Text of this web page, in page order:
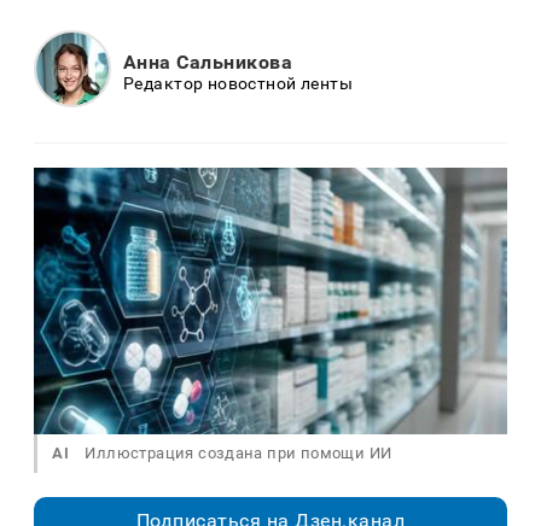
Анна Сальникова
Редактор новостной ленты
AI Иллюстрация создана при помощи ИИ
Подписаться на Дзен.канал